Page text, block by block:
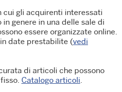
cui gli acquirenti interessati
genere in una delle sale di
essere organizzate online.
date prestabilite (vedi
di articoli che possono
Catalogo articoli.